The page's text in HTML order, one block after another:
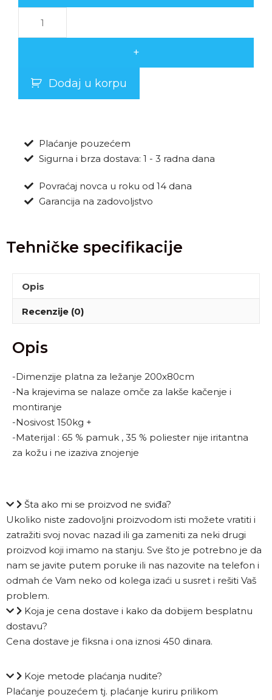
+
Dodaj u korpu
Plaćanje pouzećem
Sigurna i brza dostava: 1 - 3 radna dana
Povraćaj novca u roku od 14 dana
Garancija na zadovoljstvo
Tehničke specifikacije
Opis
Recenzije (0)
Opis
-Dimenzije platna za ležanje 200x80cm
-Na krajevima se nalaze omče za lakše kačenje i
montiranje
-Nosivost 150kg +
-Materijal : 65 % pamuk , 35 % poliester nije iritantna
za kožu i ne izaziva znojenje
Šta ako mi se proizvod ne sviđa?
Ukoliko niste zadovoljni proizvodom isti možete vratiti i
zatražiti svoj novac nazad ili ga zameniti za neki drugi
proizvod koji imamo na stanju. Sve što je potrebno je da
nam se javite putem poruke ili nas nazovite na telefon i
odmah će Vam neko od kolega izaći u susret i rešiti Vaš
problem.
Koja je cena dostave i kako da dobijem besplatnu
dostavu?
Cena dostave je fiksna i ona iznosi 450 dinara.
Koje metode plaćanja nudite?
Plaćanje pouzećem tj. plaćanje kuriru prilikom